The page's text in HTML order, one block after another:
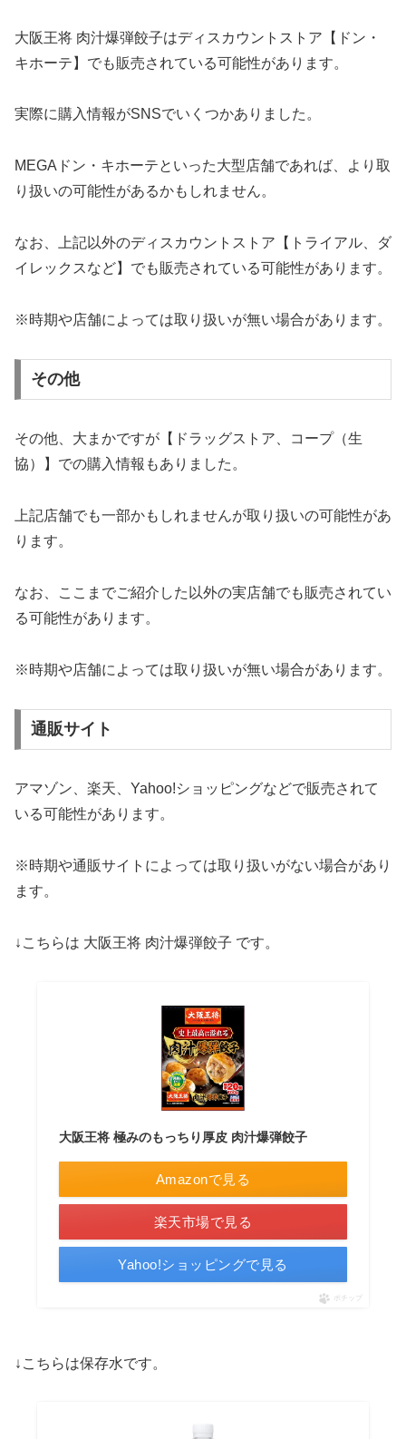
大阪王将 肉汁爆弾餃子はディスカウントストア【ドン・
キホーテ】でも販売されている可能性があります。
実際に購入情報がSNSでいくつかありました。
MEGAドン・キホーテといった大型店舗であれば、より取
り扱いの可能性があるかもしれません。
なお、上記以外のディスカウントストア【トライアル、ダ
イレックスなど】でも販売されている可能性があります。
※時期や店舗によっては取り扱いが無い場合があります。
その他
その他、大まかですが【ドラッグストア、コープ（生
協）】での購入情報もありました。
上記店舗でも一部かもしれませんが取り扱いの可能性があ
ります。
なお、ここまでご紹介した以外の実店舗でも販売されてい
る可能性があります。
※時期や店舗によっては取り扱いが無い場合があります。
通販サイト
アマゾン、楽天、Yahoo!ショッピングなどで販売されて
いる可能性があります。
※時期や通販サイトによっては取り扱いがない場合があり
ます。
↓こちらは 大阪王将 肉汁爆弾餃子 です。
大阪王将 極みのもっちり厚皮 肉汁爆弾餃子
Amazonで見る
楽天市場で見る
Yahoo!ショッピングで見る
ポチップ
↓こちらは保存水です。